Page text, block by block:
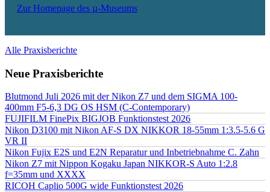
Zur Homepage des µ-Museums
Alle Praxisberichte
Neue Praxisberichte
Blutmond Juli 2026 mit der Nikon Z7 und dem SIGMA 100-
400mm F5-6,3 DG OS HSM (C-Contemporary)
FUJIFILM FinePix BIGJOB Funktionstest 2026
Nikon D3100 mit Nikon AF-S DX NIKKOR 18-55mm 1:3.5-5.6 G
VR II
Nikon Fujix E2S und E2N Reparatur und Inbetriebnahme C. Zahn
Nikon Z7 mit Nippon Kogaku Japan NIKKOR-S Auto 1:2.8
f=35mm und XXXX
RICOH Caplio 500G wide Funktionstest 2026